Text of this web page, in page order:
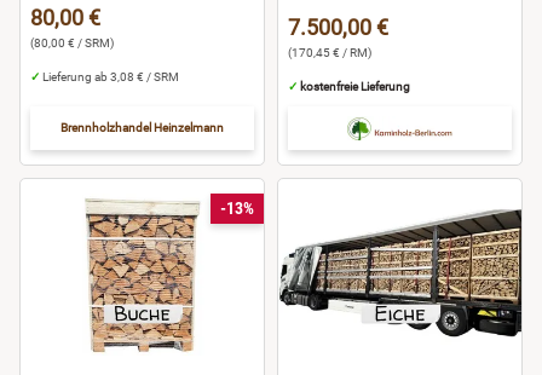
80,00 €
(80,00 € / SRM)
✓ Lieferung ab 3,08 € / SRM
Brennholzhandel Heinzelmann
7.500,00 €
(170,45 € / RM)
✓ kostenfreie Lieferung
-13%